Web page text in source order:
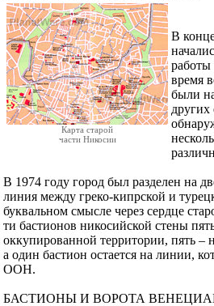
Карта старой
части Никосии
В
время
были
В 1974 году город был разделен на
линия между греко-кипрской и
буквальном смысле через сердце
ти бастионов никосийской стены
оккупированной территории, пять –
а один бастион остается на линии,
ООН.
БАСТИОНЫ И ВОРОТА